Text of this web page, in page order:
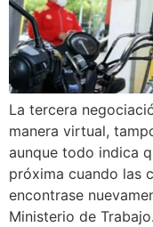
La tercera
manera virtual,
aunque todo indica
próxima cuando las
encontrase
Ministerio de